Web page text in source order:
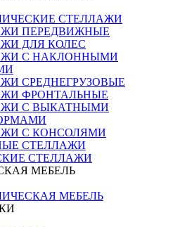
СТЕЛЛАЖИ
ПЕРЕДВИЖНЫЕ
ДЛЯ КОЛЕС
С НАКЛОННЫМИ
СРЕДНЕГРУЗОВЫЕ
ФРОНТАЛЬНЫЕ
С ВЫКАТНЫМИ
С КОНСОЛЯМИ
СТЕЛЛАЖИ
СТЕЛЛАЖИ
МЕБЕЛЬ
МЕБЕЛЬ